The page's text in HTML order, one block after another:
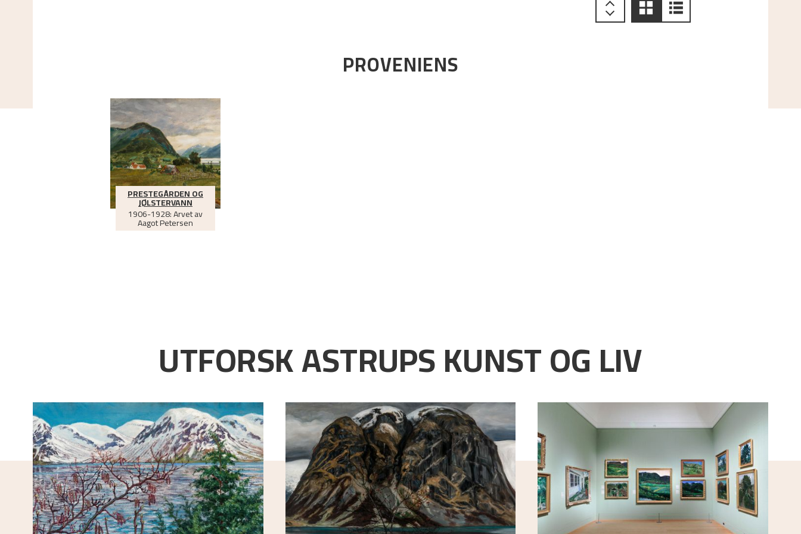
PROVENIENS
PRESTEGÅRDEN OG
JØLSTERVANN
1906-1928: Arvet av
Aagot Petersen
UTFORSK ASTRUPS KUNST OG LIV